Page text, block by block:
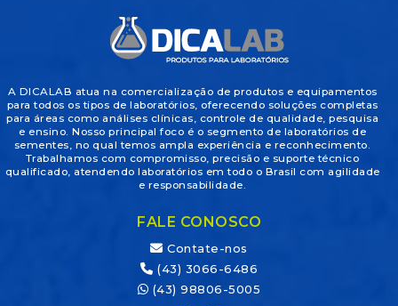
A DICALAB atua na comercialização de produtos e equipamentos
para todos os tipos de laboratórios, oferecendo soluções completas
para áreas como análises clínicas, controle de qualidade, pesquisa
e ensino. Nosso principal foco é o segmento de laboratórios de
sementes, no qual temos ampla experiência e reconhecimento.
Trabalhamos com compromisso, precisão e suporte técnico
qualificado, atendendo laboratórios em todo o Brasil com agilidade
e responsabilidade.
FALE CONOSCO
Contate-nos
(43) 3066-6486
(43) 98806-5005